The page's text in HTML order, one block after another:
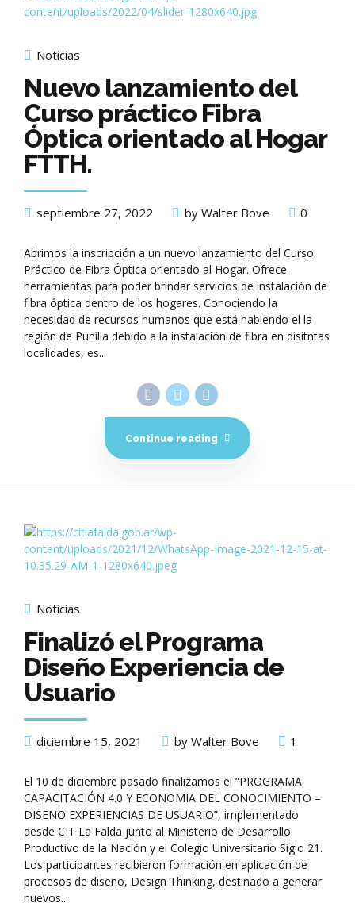
Noticias
Nuevo lanzamiento del
Curso práctico Fibra
Óptica orientado al Hogar
FTTH.
septiembre 27, 2022 by Walter Bove 0
Abrimos la inscripción a un nuevo lanzamiento del Curso
Práctico de Fibra Óptica orientado al Hogar. Ofrece
herramientas para poder brindar servicios de instalación de
fibra óptica dentro de los hogares. Conociendo la
necesidad de recursos humanos que está habiendo el la
región de Punilla debido a la instalación de fibra en disitntas
localidades, es...
Continue reading
Noticias
Finalizó el Programa
Diseño Experiencia de
Usuario
diciembre 15, 2021 by Walter Bove 1
El 10 de diciembre pasado finalizamos el “PROGRAMA
CAPACITACIÓN 4.0 Y ECONOMIA DEL CONOCIMIENTO –
DISEÑO EXPERIENCIAS DE USUARIO”, implementado
desde CIT La Falda junto al Ministerio de Desarrollo
Productivo de la Nación y el Colegio Universitario Siglo 21.
Los participantes recibieron formación en aplicación de
procesos de diseño, Design Thinking, destinado a generar
nuevos...